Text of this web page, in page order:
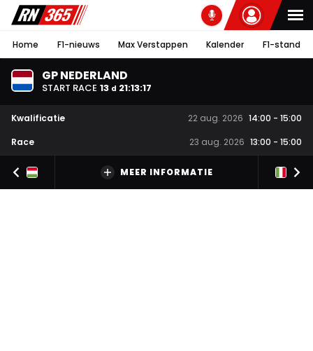
Home F1-nieuws Max Verstappen Kalender F1-stand
GP NEDERLAND
START RACE 13 d 21:13:16
Kwalificatie 22 aug. 2026 14:00 - 15:00
Race
23 aug. 2026 13:00 - 15:00
MEER INFORMATIE